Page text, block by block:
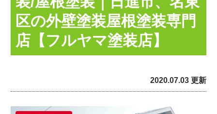
区の外壁塗装屋根塗装専門
店【フルヤマ塗装店】
2020.07.03 更新